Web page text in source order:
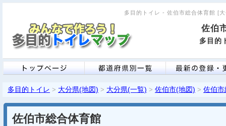
多目的トイレ - 佐伯市総合体育館 [
佐伯
多目的
多目的トイレ > 大分県(地図) > 大分県(一覧) > 佐伯市(地図) > 佐伯
佐伯市総合体育館